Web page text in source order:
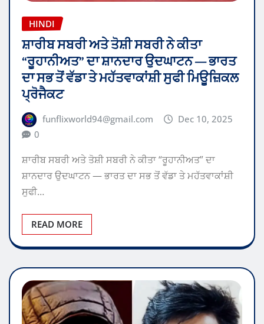
HINDI
ਸ਼ਾਰੀਬ ਸਬਰੀ ਅਤੇ ਤੋਸ਼ੀ ਸਬਰੀ ਨੇ ਕੀਤਾ
“ਰੂਹਾਨੀਅਤ” ਦਾ ਸ਼ਾਨਦਾਰ ਉਦਘਾਟਨ — ਭਾਰਤ
ਦਾ ਸਭ ਤੋਂ ਵੱਡਾ ਤੇ ਮਹੱਤਵਾਕਾਂਸ਼ੀ ਸੁਫੀ ਮਿਊਜ਼ਿਕਲ
ਪ੍ਰੋਜੈਕਟ
funflixworld94@gmail.com
Dec 10, 2025
0
ਸ਼ਾਰੀਬ ਸਬਰੀ ਅਤੇ ਤੋਸ਼ੀ ਸਬਰੀ ਨੇ ਕੀਤਾ “ਰੂਹਾਨੀਅਤ” ਦਾ
ਸ਼ਾਨਦਾਰ ਉਦਘਾਟਨ — ਭਾਰਤ ਦਾ ਸਭ ਤੋਂ ਵੱਡਾ ਤੇ ਮਹੱਤਵਾਕਾਂਸ਼ੀ
ਸੁਫੀ…
READ MORE